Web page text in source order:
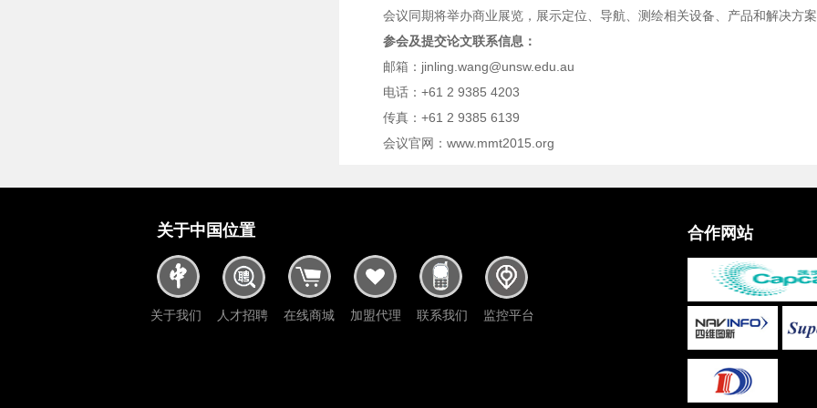
会议同期将举办商业展览，展示定位、导航、测绘相关设备、产品和解决方
参会及提交论文联系信息：
邮箱：jinling.wang@unsw.edu.au
电话：+61 2 9385 4203
传真：+61 2 9385 6139
会议官网：www.mmt2015.org
关于中国位置
关于我们 人才招聘 在线商城 加盟代理 联系我们 监控平台
合作网站